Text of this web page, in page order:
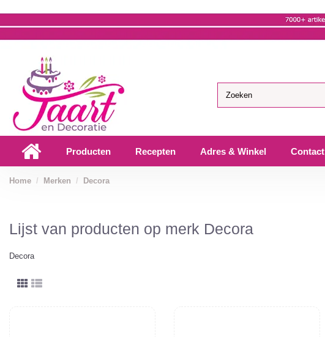
Producten Recepten Adres & Winkel Contact
Home Merken Decora
Lijst van producten op merk Decora
Decora